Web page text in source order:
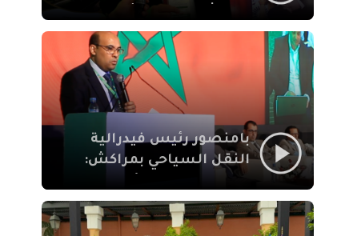
النقل السياحي لمواكبة
بامنصور رئيس فيدرالية
النقل السياحي بمراكش:
والاصلاح التشريعي
ركيزتان أساسيتان لكسب